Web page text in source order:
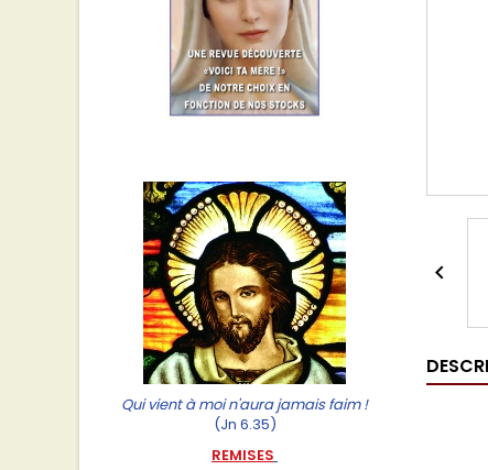
Qui vient à moi n'aura jamais faim !
(Jn 6.35)
REMISES
